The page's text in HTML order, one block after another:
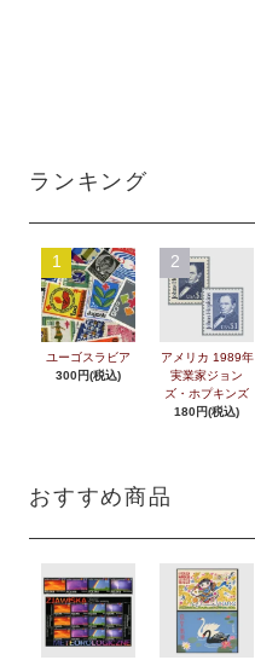
ランキング
1
ユーゴスラビア
300円(税込)
2
アメリカ 1989年
実業家ジョン
ズ・ホプキンズ
180円(税込)
おすすめ商品